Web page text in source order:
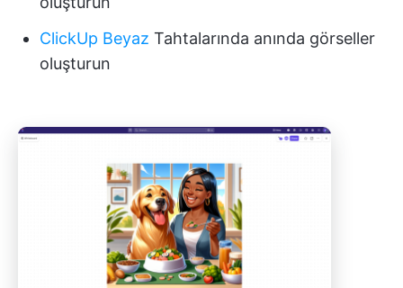
ClickUp Beyaz Tahtalarında anında görseller
oluşturun